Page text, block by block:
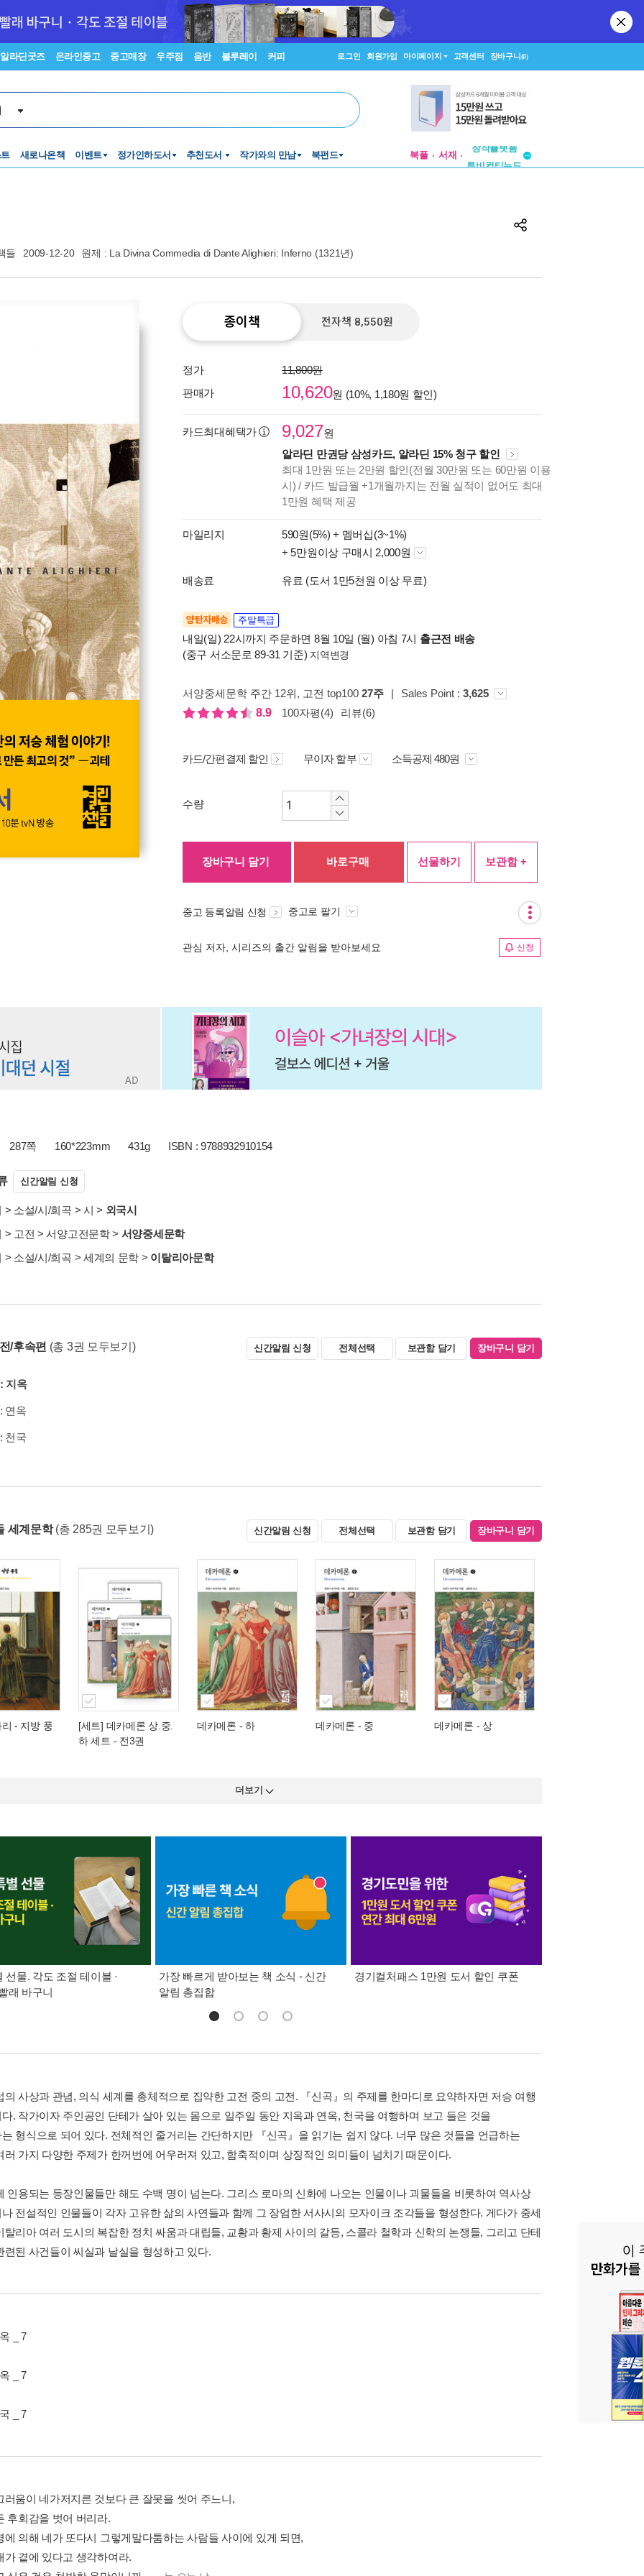
알라딘굿즈 온라인중고 중고매장 우주점 음반 블루레이 커피 로그인 회원가입 마이페이지 고객센터 장바구니(0)
새로나온책 이벤트 정가인하도서 추천도서 작가와의 만남 북펀드 북플 서재
투비컨티뉴드
들 2009-12-20 원제 : La Divina Commedia di Dante Alighieri: Inferno (1321년)
종이책 전자책 8,550원
정가
11,800원
판매가
10,620원 (10%, 1,180원 할인)
카드최대혜택가 9,027원
알라딘 만권당 삼성카드, 알라딘 15% 청구 할인
최대 1만원 또는 2만원 할인(전월 30만원 또는 60만원 이용
시) / 카드 발급월 +1개월까지는 전월 실적이 없어도 최대
1만원 혜택 제공
마일리지 590원(5%) + 멤버십(3~1%)
+ 5만원이상 구매시 2,000원
배송료 유료 (도서 1만5천원 이상 무료)
양탄자배송 주말특급
내일(일) 22시까지 주문하면 8월 10일 (월) 아침 7시 출근전 배송
(중구 서소문로 89-31 기준) 지역변경
서양중세문학 주간 12위, 고전 top100 27주 | Sales Point : 3,625
8.9
100자평(4) 리뷰(6)
카드/간편결제 할인 무이자 할부 소득공제 480원
수량
장바구니 담기 바로구매 선물하기 보관함 +
중고 등록알림 신청 중고로 팔기
관심 저자, 시리즈의 출간 알림을 받아보세요 신청
287쪽 160*223mm 431g ISBN : 9788932910154
신간알림 신청
> 소설/시/희곡 > 시 > 외국시
> 고전 >서양고전문학> 서양중세문학
> 소설/시/희곡 > 세계의 문학 > 이탈리아문학
/후속편 (총 3권 모두보기) 신간알림 신청 전체선택 보관함 담기 장바구니 담기
지옥
연옥
천국
세계문학 (총 285권 모두보기) 신간알림 신청 전체선택 보관함 담기 장바구니 담기
- 지방 풍
[세트] 데카메론 상.중.
하 세트 - 전3권
데카메론 - 하 데카메론 - 중 데카메론 - 상
더보기
선물. 각도 조절 테이블 ·
래 바구니
가장 빠르게 받아보는 책 소식 - 신간
알림 총집합
경기컬처패스 1만원 도서 할인 쿠폰
의 사상과 관념, 의식 세계를 총체적으로 집약한 고전 중의 고전. 『신곡』의 주제를 한마디로 요약하자면 저승 여행
. 작가이자 주인공인 단테가 살아 있는 몸으로 일주일 동안 지옥과 연옥, 천국을 여행하며 보고 들은 것을
형식으로 되어 있다. 전체적인 줄거리는 간단하지만 『신곡』을 읽기는 쉽지 않다. 너무 많은 것들을 언급하는
러 가지 다양한 주제가 한꺼번에 어우러져 있고, 함축적이며 상징적인 의미들이 넘치기 때문이다.
인용되는 등장인물들만 해도 수백 명이 넘는다. 그리스 로마의 신화에 나오는 인물이나 괴물들을 비롯하여 역사상
전설적인 인물들이 각자 고유한 삶의 사연들과 함께 그 장엄한 서사시의 모자이크 조각들을 형성한다. 게다가 중세
탈리아 여러 도시의 복잡한 정치 싸움과 대립들, 교황과 황제 사이의 갈등, 스콜라 철학과 신학의 논쟁들, 그리고 단테
련된 사건들이 씨실과 날실을 형성하고 있다.
_ 7
_ 7
_ 7
러움이 네가저지른 것보다 큰 잘못을 씻어 주느니,
후회감을 벗어 버리라.
에 의해 네가 또다시 그렇게말다툼하는 사람들 사이에 있게 되면,
가 곁에 있다고 생각하여라.